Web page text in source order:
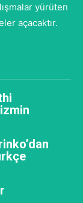
yürüten
açacaktır.